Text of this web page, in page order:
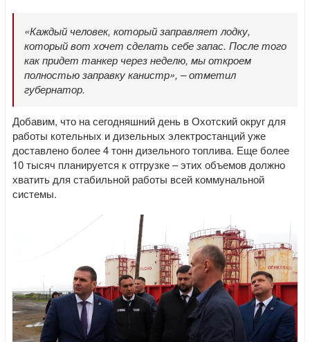
«Каждый человек, который заправляет лодку,
который вот хочет сделать себе запас. После того
как придет танкер через неделю, мы откроем
полностью заправку канистр», – отметил
губернатор.
Добавим, что на сегодняшний день в Охотский округ для
работы котельных и дизельных электростанций уже
доставлено более 4 тонн дизельного топлива. Еще более
10 тысяч планируется к отгрузке – этих объемов должно
хватить для стабильной работы всей коммунальной
системы.